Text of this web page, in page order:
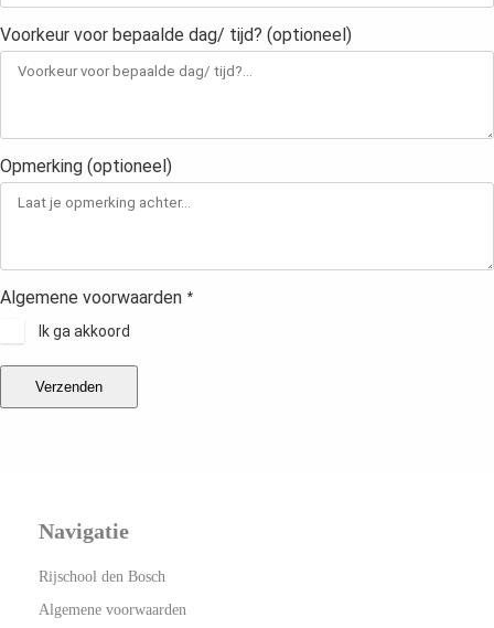
Voorkeur voor bepaalde dag/ tijd? (optioneel)
Opmerking (optioneel)
Algemene voorwaarden *
Ik ga akkoord
Verzenden
Navigatie
Rijschool den Bosch
Algemene voorwaarden